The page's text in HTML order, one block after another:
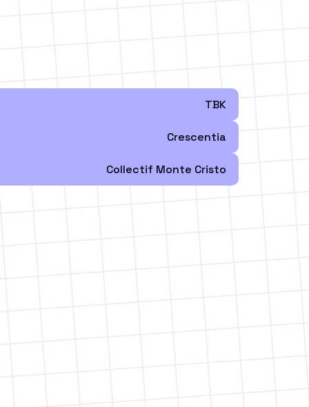
TBK
Crescentia
Collectif Monte Cristo